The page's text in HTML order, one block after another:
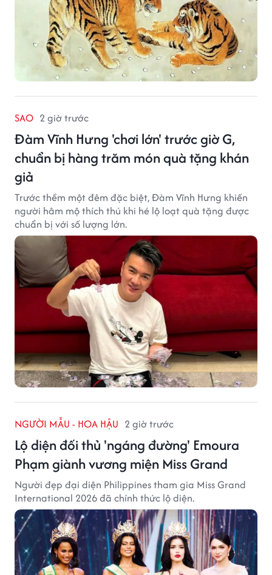
SAO 2 giờ trước
Đàm Vĩnh Hưng 'chơi lớn' trước giờ G,
chuẩn bị hàng trăm món quà tặng khán
giả
Trước thềm một đêm đặc biệt, Đàm Vĩnh Hưng khiến
người hâm mộ thích thú khi hé lộ loạt quà tặng được
chuẩn bị với số lượng lớn.
NGƯỜI MẪU - HOA HẬU 2 giờ trước
Lộ diện đối thủ 'ngáng đường' Emoura
Phạm giành vương miện Miss Grand
Người đẹp đại diện Philippines tham gia Miss Grand
International 2026 đã chính thức lộ diện.